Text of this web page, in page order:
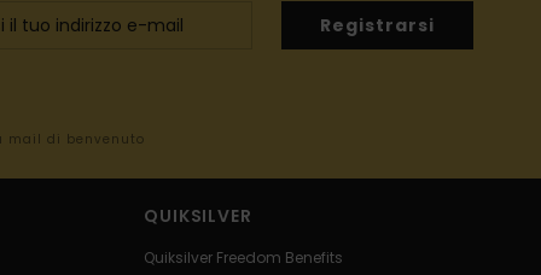
Registrarsi
mail di benvenuto
QUIKSILVER
Quiksilver Freedom Benefits